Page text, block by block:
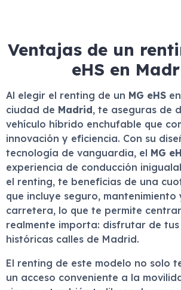
Ventajas de un
eHS en
Al elegir el renting de un MG eHS
ciudad de Madrid, te aseguras de
vehículo híbrido enchufable que
innovación y eficiencia. Con su
tecnología de vanguardia, el MG
experiencia de conducción
el renting, te beneficias de una
que incluye seguro, mantenimiento
carretera, lo que te permite
realmente importa: disfrutar de
históricas calles de Madrid.
El renting de este modelo no solo
un acceso conveniente a la